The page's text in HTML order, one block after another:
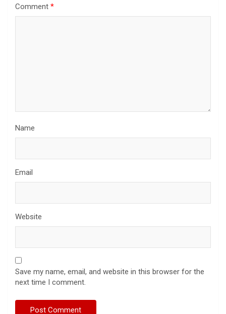
Comment *
Name
Email
Website
Save my name, email, and website in this browser for the
next time I comment.